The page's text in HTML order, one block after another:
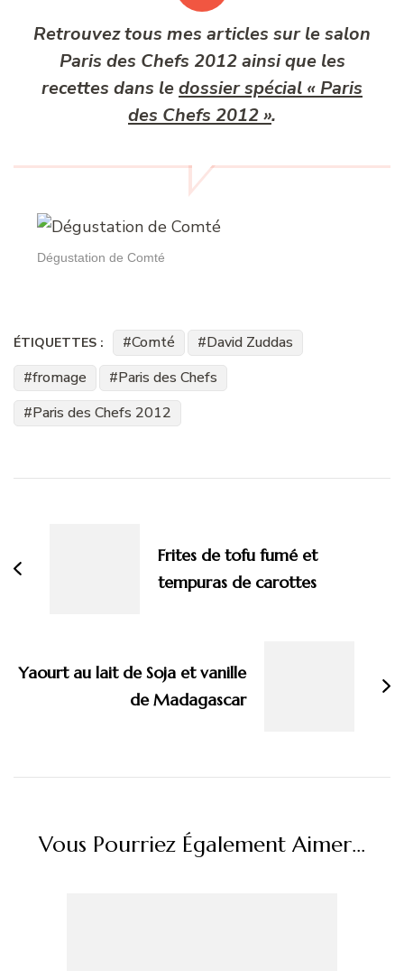
Retrouvez tous mes articles sur le salon
Paris des Chefs 2012 ainsi que les
recettes dans ledossier spécial « Paris
des Chefs 2012 ».
Dégustation de Comté
ÉTIQUETTES : Comté
David Zuddas
fromage
Paris des Chefs
Paris des Chefs 2012
Frites de tofu fumé et
tempuras de carottes
Yaourt au lait de Soja et vanille
de Madagascar
Vous Pourriez Également Aimer...